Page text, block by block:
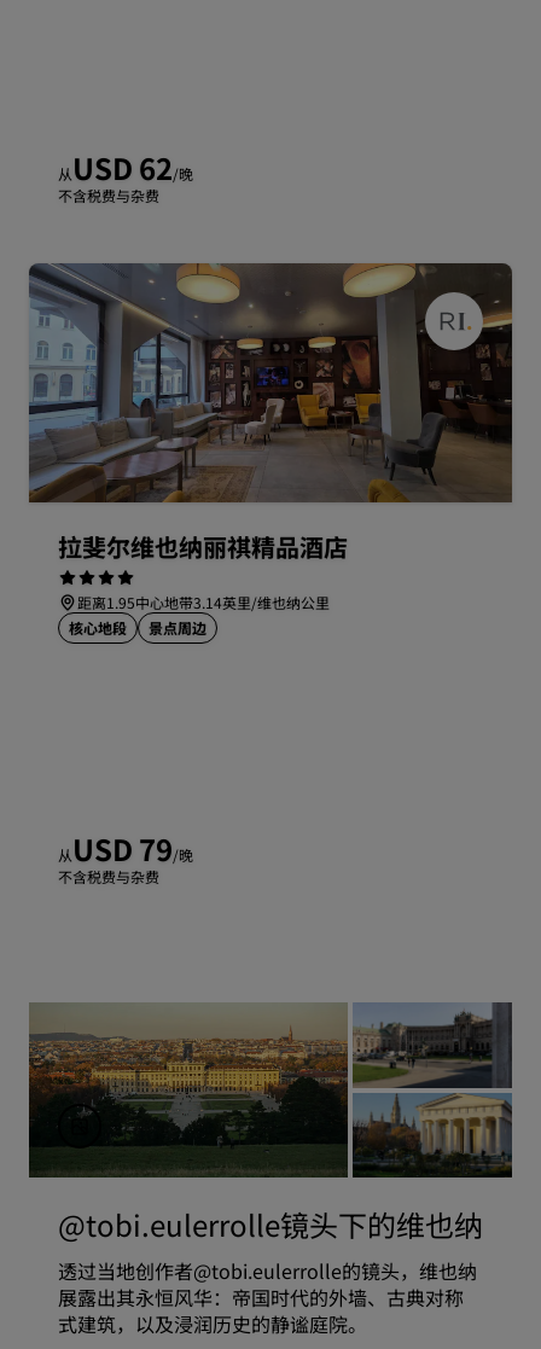
从 USD 62/晚
不含税费与杂费
拉斐尔维也纳丽祺精品酒店
距离1.95中心地带3.14英里/维也纳公里
核心地段
景点周边
从 USD 79/晚
不含税费与杂费
@tobi.eulerrolle镜头下的维也纳
透过当地创作者@tobi.eulerrolle的镜头，维也纳
展露出其永恒风华：帝国时代的外墙、古典对称
式建筑，以及浸润历史的静谧庭院。